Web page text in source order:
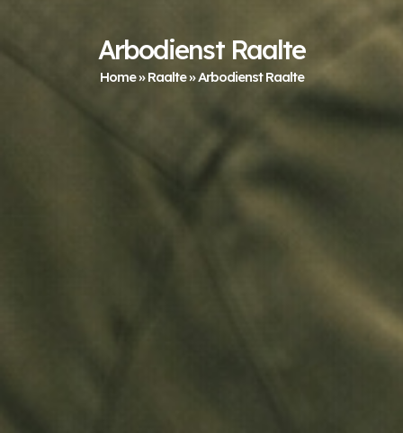
Arbodienst Raalte
Home»Raalte»Arbodienst Raalte